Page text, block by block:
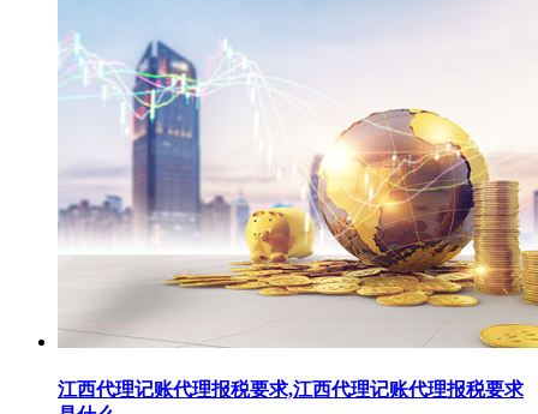
江西代理记账代理报税要求,江西代理记账代理报税要求